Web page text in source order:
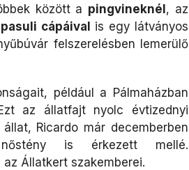
között a pingvineknél, az
cápáival is egy látványos
felszerelésben lemerülő
például a Pálmaházban
az állatfajt nyolc évtizednyi
Ricardo már decemberben
is érkezett mellé.
Állatkert szakemberei.